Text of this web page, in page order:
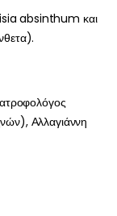
absinthum και
Αλλαγιάννη